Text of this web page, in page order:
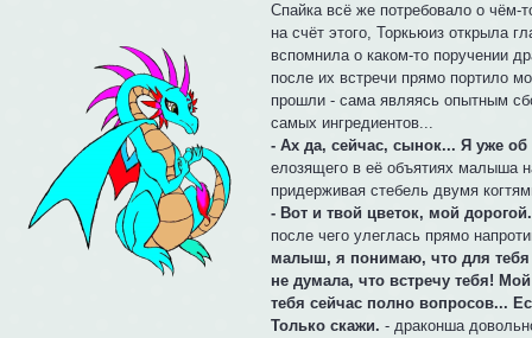
Спайка всё же потребовало о чём-
на счёт этого, Торкьюиз открыла
вспомнила о каком-то поручении
после их встречи прямо портило
прошли - сама являясь опытным
самых ингредиентов...
- Ах да, сейчас, сынок... Я уже
елозящего в её объятиях малыша
придерживая стебель двумя
- Вот и твой цветок, мой
после чего улеглась прямо
малыш, я понимаю, что для тебя
не думала, что встречу тебя!
тебя сейчас полно вопросов...
Только скажи. - драконша